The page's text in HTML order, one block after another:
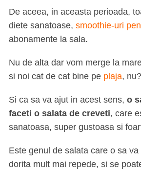
De aceea, in aceasta perioada,
diete sanatoase, smoothie-uri
abonamente la sala.
Nu de alta dar vom merge la
si noi cat de cat bine pe plaja,
Si ca sa va ajut in acest sens, o
faceti o salata de creveti, care
sanatoasa, super gustoasa si
Este genul de salata care o sa
dorita mult mai repede, si se